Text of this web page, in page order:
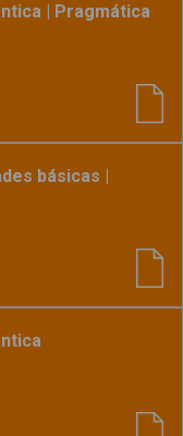
| Pragmática
básicas |